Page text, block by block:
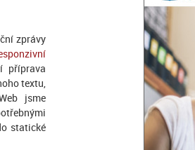
zprávy
příprava
textu,
jsme
statické